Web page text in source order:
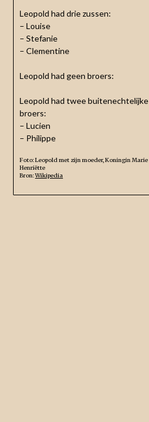
Leopold had drie zussen:
– Louise
– Stefanie
– Clementine
Leopold had geen broers:
Leopold had twee buitenechtelijke
broers:
– Lucien
– Philippe
Foto: Leopold met zijn moeder, Koningin Marie
Henriëtte
Bron:Wikipedia